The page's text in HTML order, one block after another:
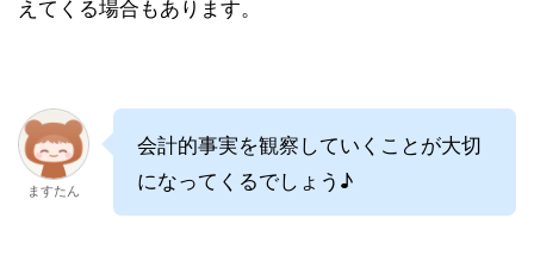
えてくる場合もあります。
ますたん
会計的事実を観察していくことが大切
になってくるでしょう♪